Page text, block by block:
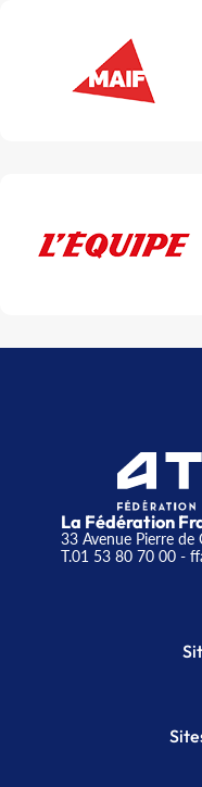
La Fédération
33 Avenue Pierre
T.01 53 80 70 00-